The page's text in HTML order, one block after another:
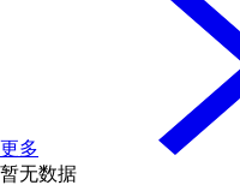
更多
暂无数据